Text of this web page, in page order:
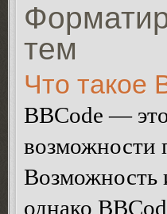
тем
Что такое
BBCode —
возможности
Возможность
однако